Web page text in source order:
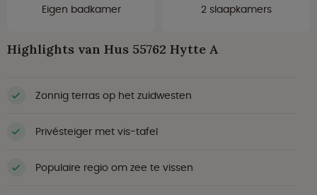
Eigen badkamer 2 slaapkamers
Highlights van Hus 55762 Hytte A
Zonnig terras op het zuidwesten
Privésteiger met vis-tafel
Populaire regio om zee te vissen